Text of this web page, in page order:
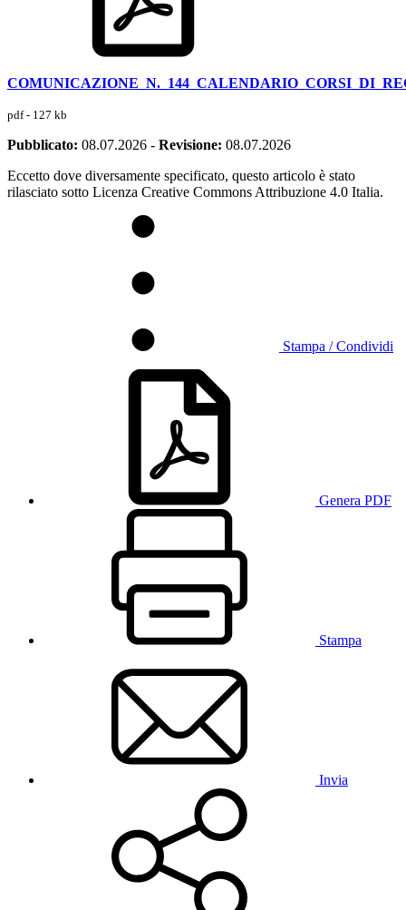
pdf - 127 kb
Pubblicato: 08.07.2026 - Revisione: 08.07.2026
Eccetto dove diversamente specificato, questo articolo è stato
rilasciato sotto Licenza Creative Commons Attribuzione 4.0 Italia.
Stampa / Condividi
Genera PDF
Stampa
Invia